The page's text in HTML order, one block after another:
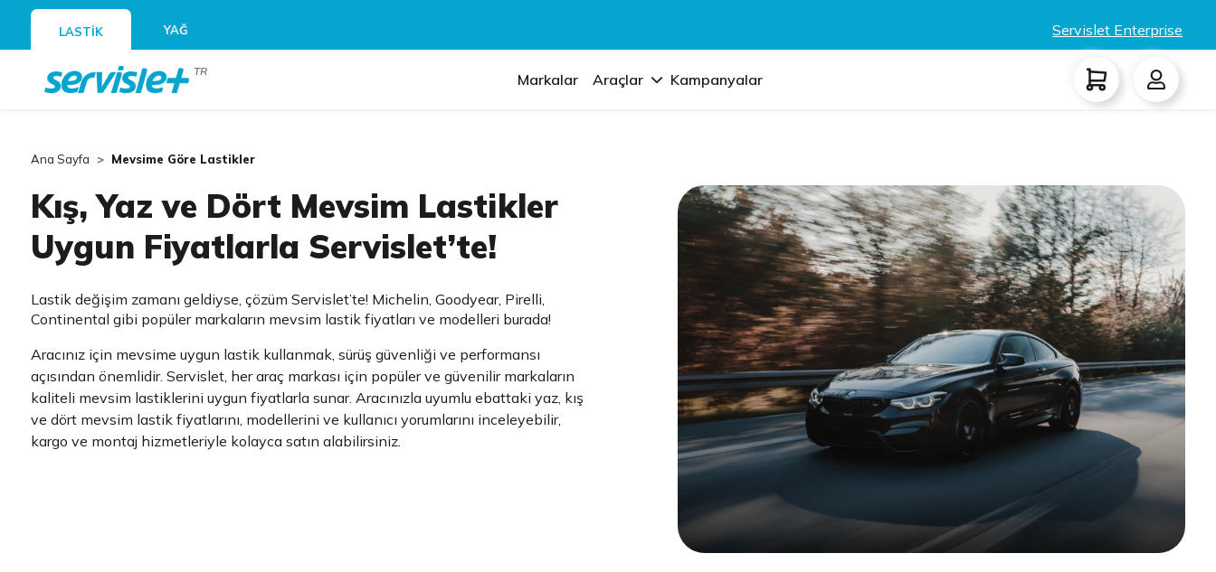
LASTİK YAĞ Servislet Enterprise
TR Markalar Araçlar Kampanyalar
Ana Sayfa Mevsime Göre Lastikler
Kış, Yaz ve Dört Mevsim Lastikler
Uygun Fiyatlarla Servislet’te!
Lastik değişim zamanı geldiyse, çözüm Servislet’te! Michelin, Goodyear, Pirelli,
Continental gibi popüler markaların mevsim lastik fiyatları ve modelleri burada!
Aracınız için mevsime uygun lastik kullanmak, sürüş güvenliği ve performansı
açısından önemlidir. Servislet, her araç markası için popüler ve güvenilir markaların
kaliteli mevsim lastiklerini uygun fiyatlarla sunar. Aracınızla uyumlu ebattaki yaz, kış
ve dört mevsim lastik fiyatlarını, modellerini ve kullanıcı yorumlarını inceleyebilir,
kargo ve montaj hizmetleriyle kolayca satın alabilirsiniz.